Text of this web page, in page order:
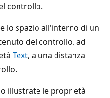
controllo.
lo spazio all'interno di un
del controllo, ad
Text, a una distanza
illustrate le proprietà